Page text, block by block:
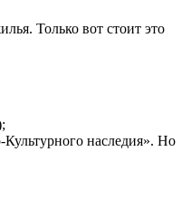
Только вот стоит это
наследия». Но